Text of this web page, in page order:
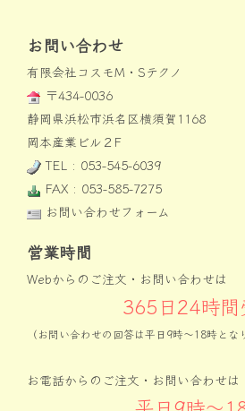
お問い合わせ
有限会社コスモM・Sテクノ
〒434-0036
静岡県浜松市浜名区横須賀1168
岡本産業ビル２F
TEL : 053-545-6039
FAX : 053-585-7275
お問い合わせフォーム
営業時間
Webからのご注文・お問い合わせは
365日24時間
（お問い合わせの回答は平日9時〜18時とな
お電話からのご注文・お問い合わせは